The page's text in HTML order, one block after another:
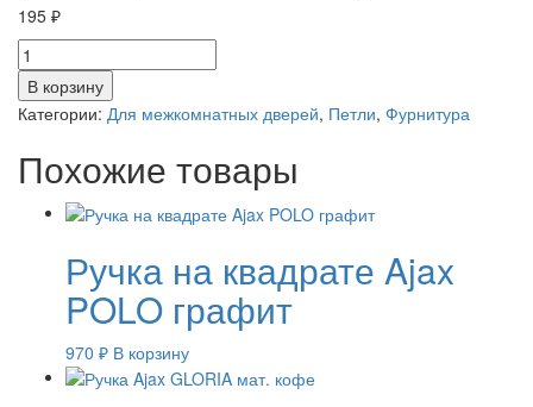
195 ₽
Количество
товара
Петля
без
"бабочка"
бронза
В корзину
Категории: Для межкомнатных дверей, Петли, Фурнитура
Похожие товары
Ручка на квадрате Ajax
POLO графит
970 ₽ В корзину